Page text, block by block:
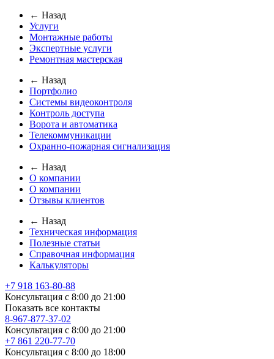
← Назад
Услуги
Монтажные работы
Экспертные услуги
Ремонтная мастерская
← Назад
Портфолио
Системы видеоконтроля
Контроль доступа
Ворота и автоматика
Телекоммуникации
Охранно-пожарная сигнализация
← Назад
О компании
О компании
Отзывы клиентов
← Назад
Техническая информация
Полезные статьи
Справочная информация
Калькуляторы
+7 918 163-80-88
Консультация с 8:00 до 21:00
Показать все контакты
8-967-877-37-02
Консультация с 8:00 до 21:00
+7 861 220-77-70
Консультация с 8:00 до 18:00